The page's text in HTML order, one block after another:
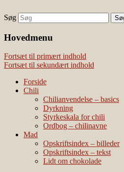
Наши партнеры
лучшие займы
Vivis chili
chili – dyrkning og mad
Søg
Hovedmenu
Fortsæt til primært indhold
Fortsæt til sekundært indhold
Forside
Chili
Chilianvendelse – basics
Dyrkning
Styrkeskala for chili
Ordbog – chilinavne
Mad
Opskriftsindex – billeder
Opskriftsindex – tekst
Lidt om chokolade